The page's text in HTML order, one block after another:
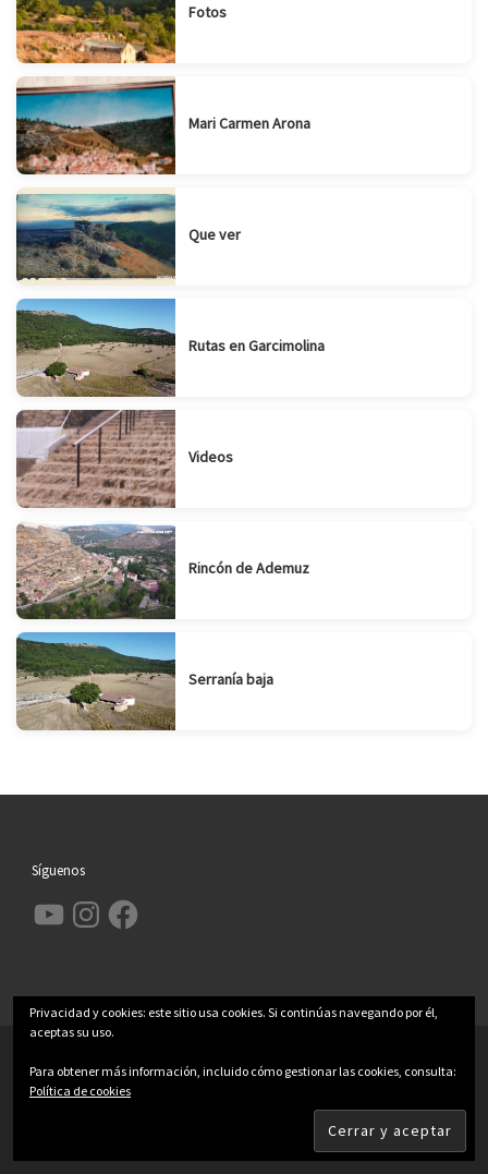
Fotos
Mari Carmen Arona
Que ver
Rutas en Garcimolina
Videos
Rincón de Ademuz
Serranía baja
Síguenos
YouTube InstagramFacebook
Funciona con
Privacidad y cookies: este sitio usa cookies. Si continúas navegando por él,
aceptas su uso.
Para obtener más información, incluido cómo gestionar las cookies, consulta:
Política de cookies